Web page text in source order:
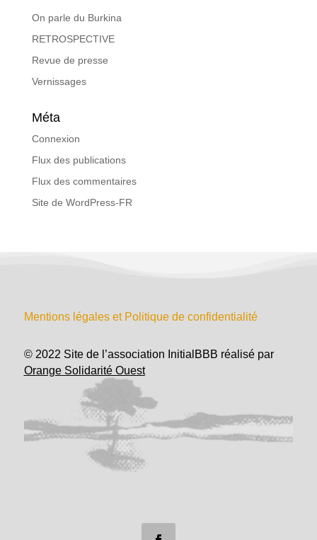
On parle du Burkina
RETROSPECTIVE
Revue de presse
Vernissages
Méta
Connexion
Flux des publications
Flux des commentaires
Site de WordPress-FR
Mentions légales et Politique de confidentialité
© 2022 Site de l’association InitialBBB réalisé par
Orange Solidarité Ouest